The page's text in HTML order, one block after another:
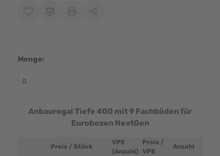
Menge:
Anbauregal Tiefe 400 mit 9 Fachböden für
Euroboxen NextGen
Produktbild
Preis / Stück
VPE
(Anzahl)
Preis /
VPE
Anzahl